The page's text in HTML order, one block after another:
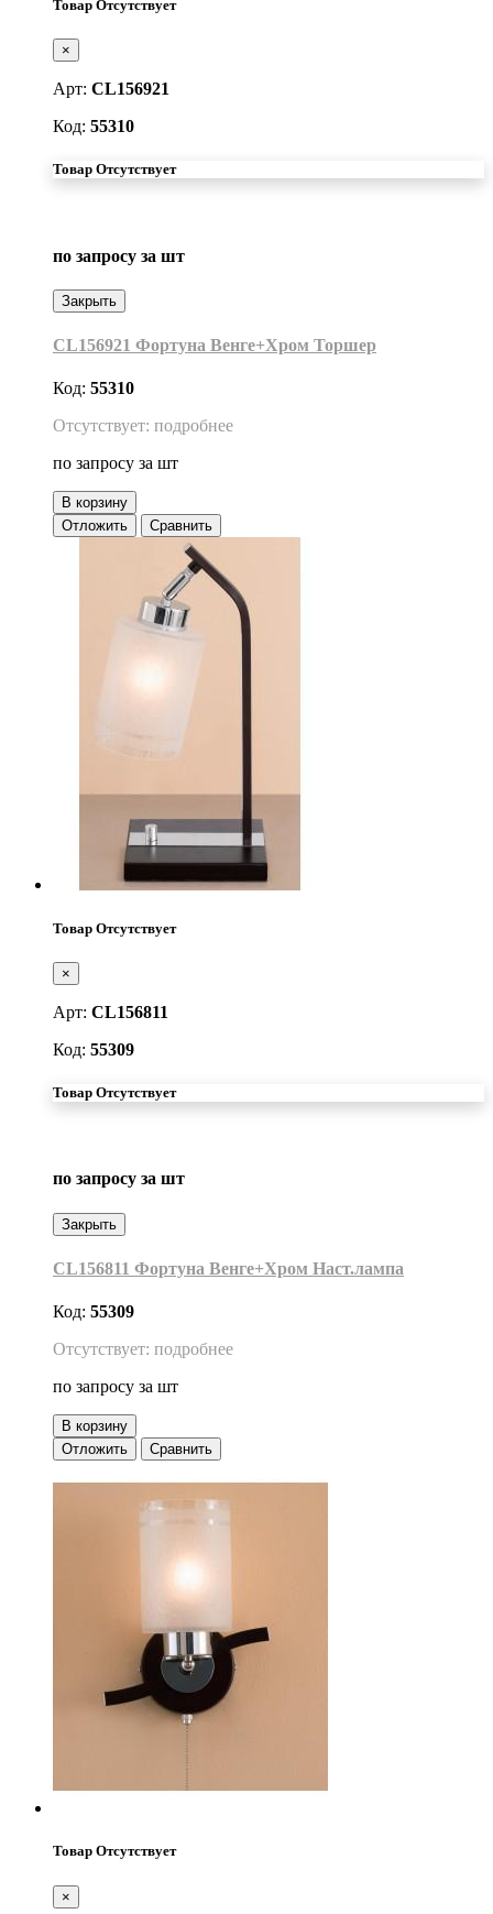
Товар Отсутствует
×
Арт: CL156921
Код: 55310
Товар Отсутствует
по запросу за шт
Закрыть
CL156921 Фортуна Венге+Хром Торшер
Код: 55310
Отсутствует: подробнее
по запросу за шт
В корзину
Отложить
Сравнить
Товар Отсутствует
×
Арт: CL156811
Код: 55309
Товар Отсутствует
по запросу за шт
Закрыть
CL156811 Фортуна Венге+Хром Наст.лампа
Код: 55309
Отсутствует: подробнее
по запросу за шт
В корзину
Отложить
Сравнить
Товар Отсутствует
×